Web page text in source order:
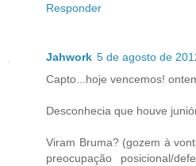
Responder
Jahwork 5 de agosto de
Capto...hoje vencemos!
Desconhecia que houve
Viram Bruma? (gozem à
preocupação posicional/